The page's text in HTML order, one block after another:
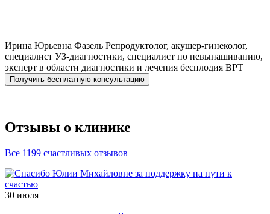
Ирина Юрьевна Фазель Репродуктолог, акушер-гинеколог,
специалист УЗ-диагностики, специалист по невынашиванию,
эксперт в области диагностики и лечения бесплодия ВРТ
Получить бесплатную консультацию
Отзывы о клинике
Все 1199 счастливых отзывов
30 июля